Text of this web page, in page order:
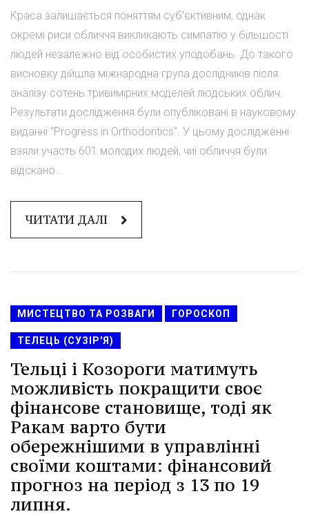
Краса залишається поняттям суб'єктивним, однак
окремі риси обличчя викликають симпатію у більшості
людей незалежно від особистих уподобань. До такого
висновку дійшла міжнародна група дослідників після
аналізу сотень тривимірних моделей людських облич.
Результати дослідження були опубліковані в науковому
виданні "Progress in Orthodontics". У цьому дослідженні
взяли участь 601 молодих людей, чиї обличчя були
відскано...
ЧИТАТИ ДАЛІ
МИСТЕЦТВО ТА РОЗВАГИ ГОРОСКОП
ТЕЛЕЦЬ (СУЗІР'Я)
Тельці і Козороги матимуть
можливість покращити своє
фінансове становище, тоді як
Ракам варто бути
обережнішими в управлінні
своїми коштами: фінансовий
прогноз на період з 13 по 19
липня.